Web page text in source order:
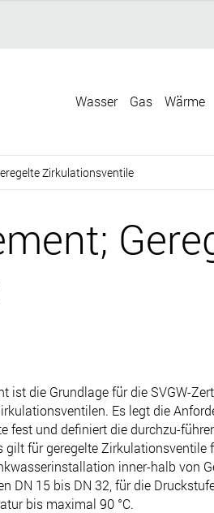
Wasser Gas Wärme
Zirkulationsventile
ist die Grundlage für die SVGW-
Es legt die
fest und definiert die durchzu-
gilt für geregelte Zirkulationsventile
inner-halb von
DN 15 bis DN 32, für die
bis maximal 90 °C.